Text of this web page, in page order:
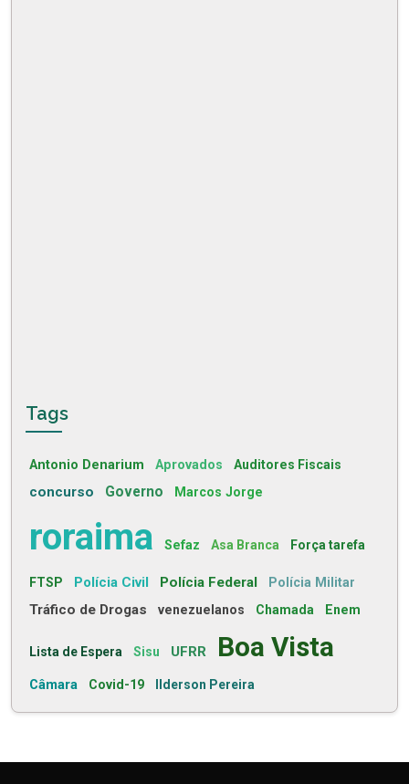
Tags
Antonio Denarium Aprovados Auditores Fiscais
concurso Governo Marcos Jorge
roraima Sefaz Asa Branca Força tarefa
FTSP Polícia Civil Polícia Federal Polícia Militar
Tráfico de Drogas venezuelanos Chamada Enem
Lista de Espera Sisu UFRR Boa Vista
Câmara Covid-19 Ilderson Pereira